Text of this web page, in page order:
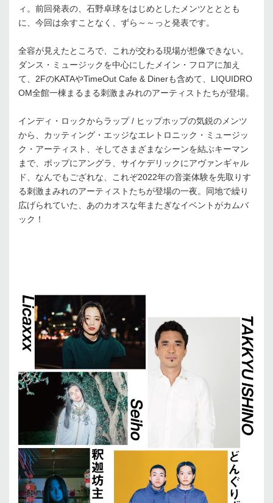
ィ。前回発表の、石野卓球をはじめとしたメンツとととも
に、今回は余すことなく、ずら～～っと発表です。
全容が見えたところで、これが交わる現場が想像できない。
ダンス・ミュージックを中心にしたメイン・フロアに加え
て、2FのKATAやTimeOut Cafe & Dinerも含めて、LIQUIDRO
OM全館一棟まるまる刺激まみれのアーティストたちが登場。
インディ・ロックからラップ / ヒップホップの気鋭のメンツ
から、カッティング・エッジなエレトロニック・ミュージッ
ク・アーティスト、そしてさまざまなシーンを結ぶキーマン
まで、ポップにアングラ、サイケデリックにアヴァンギャル
ド、なんでもござれな、これぞ2022年の音楽体験を先取りす
る刺激まみれのアーティストたちが登場の一夜。同地で繰り
広げられていた、あのカオスな年またぎなイベントがカムバ
ック！